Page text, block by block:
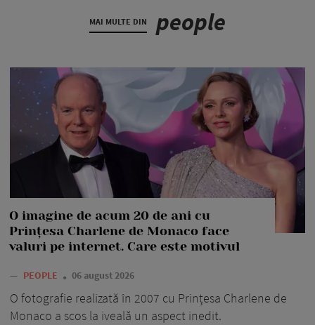
MAI MULTE DIN people
O imagine de acum 20 de ani cu
Prințesa Charlene de Monaco face
valuri pe internet. Care este motivul
— PEOPLE 06 august 2026
O fotografie realizată în 2007 cu Prințesa Charlene de
Monaco a scos la iveală un aspect inedit.